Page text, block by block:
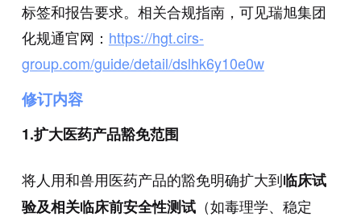
标签和报告要求。相关合规指南，可见瑞旭集团
化规通官网： https://hgt.cirs-
group.com/guide/detail/dslhk6y10e0w
修订内容
1.扩大医药产品豁免范围
将人用和兽用医药产品的豁免明确扩大到临床试
验及相关临床前安全性测试（如毒理学、稳定